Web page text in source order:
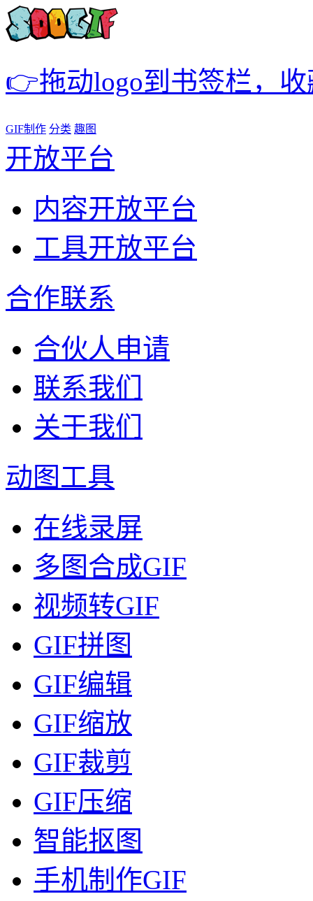
👉拖动logo到书签栏，
GIF制作 分类 趣图
开放平台
内容开放平台
工具开放平台
合作联系
合伙人申请
联系我们
关于我们
动图工具
在线录屏
多图合成GIF
视频转GIF
GIF拼图
GIF编辑
GIF缩放
GIF裁剪
GIF压缩
智能抠图
手机制作GIF